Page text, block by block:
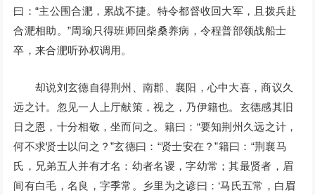
曰：“主公围合淝，累战不捷。特令都督收回大军，且拨兵赴
合淝相助。”周瑜只得班师回柴桑养病，令程普部领战船士
卒，来合淝听孙权调用。
却说刘玄德自得荆州、南郡、襄阳，心中大喜，商议久
远之计。忽见一人上厅献策，视之，乃伊籍也。玄德感其旧
日之恩，十分相敬，坐而问之。籍曰：“要知荆州久远之计，
何不求贤士以问之？”玄德曰：“贤士安在？”籍曰：“荆襄马
氏，兄弟五人并有才名：幼者名谡，字幼常；其最贤者，眉
间有白毛，名良，字季常。乡里为之谚曰：‘马氏五常，白眉